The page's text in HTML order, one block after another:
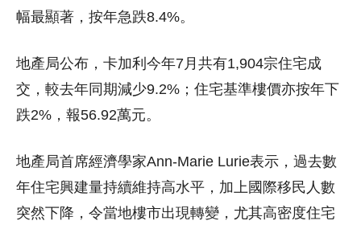
幅最顯著，按年急跌8.4%。
地產局公布，卡加利今年7月共有1,904宗住宅成
交，較去年同期減少9.2%；住宅基準樓價亦按年下
跌2%，報56.92萬元。
地產局首席經濟學家Ann-Marie Lurie表示，過去數
年住宅興建量持續維持高水平，加上國際移民人數
突然下降，令當地樓市出現轉變，尤其高密度住宅